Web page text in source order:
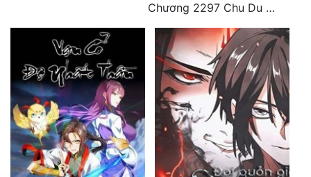
Chương 2297 Chu Du Du mang thai